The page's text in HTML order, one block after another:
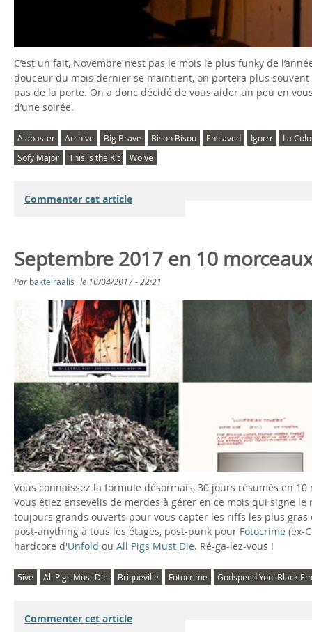
C’est un fait, Novembre n’est pas le mois le plus funky de
douceur du mois dernier se maintient, on portera plus
pas de la porte. On a donc décidé de vous aider un peu en
d’une soirée.
Alabaster Archive Big Brave Bison Bisou Enslaved Igorrr
La
Sofy Major
This is the Kit Wolve
Commenter cet article
Septembre 2017 en 10
Par baktelraalis le 10/04/2017 - 22:21
Vous connaissez la formule désormais, 30 jours résumés en
Vous étiez ensevelis de merdes à gérer en ce mois qui signe
toujours grands ouverts pour vous capter les riffs les plus
post-anything à tous les étages, post-punk pour Fotocrime (ex-
hardcore d'Unfold ou All Pigs Must Die. Ré-ga-lez-vous !
5ive All Pigs Must Die Briqueville Fotocrime Godspeed You! Black
Commenter cet article